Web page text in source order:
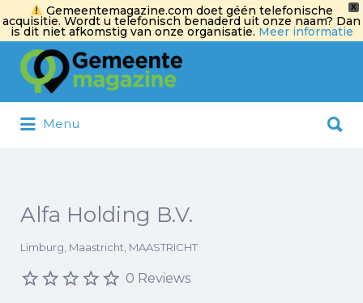
X
Gemeentemagazine.com doet géén telefonische
acquisitie. Wordt u telefonisch benaderd uit onze naam? Dan
is dit niet afkomstig van onze organisatie. Meer informatie
Zoek
naar:
Menu
naar:
Alfa Holding B.V.
Limburg, Maastricht, MAASTRICHT
0 Reviews